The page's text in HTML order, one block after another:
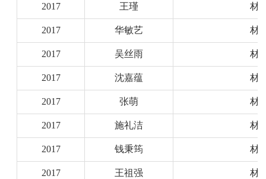
2017 王瑾 材
2017 华敏艺 材
2017 吴丝雨 材
2017 沈嘉蕴 材
2017 张萌 材
2017 施礼洁 材
2017 钱秉筠 材
2017 王祖强 材